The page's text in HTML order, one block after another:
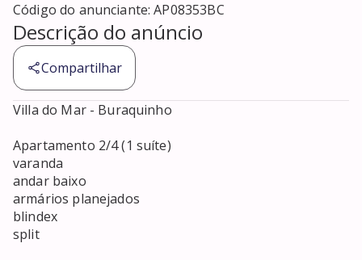
Código do anunciante:AP08353BC
Descrição do anúncio
Compartilhar
Villa do Mar - Buraquinho
Apartamento 2/4 (1 suíte)
varanda
andar baixo
armários planejados
blindex
split